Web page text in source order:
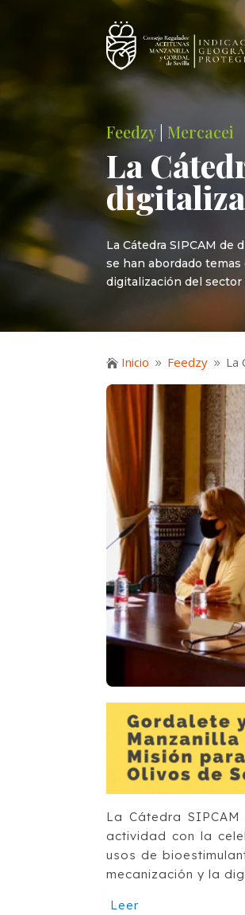
Feedzy|Mercacei
La
La Cátedra SIPCAM
se han abordado
digitalización del
 Inicio 9 Feedzy 9 La
La Cátedra
actividad con la
usos de
mecanización y la
Leer